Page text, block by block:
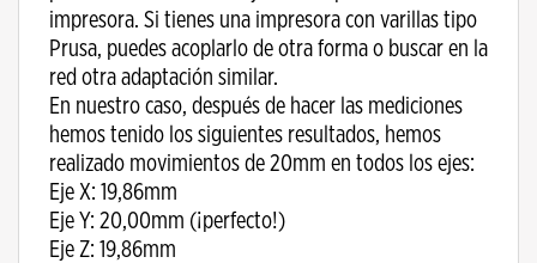
impresora. Si tienes una impresora con varillas tipo
Prusa, puedes acoplarlo de otra forma o buscar en la
red otra adaptación similar.
En nuestro caso, después de hacer las mediciones
hemos tenido los siguientes resultados, hemos
realizado movimientos de 20mm en todos los ejes:
Eje X: 19,86mm
Eje Y: 20,00mm (¡perfecto!)
Eje Z: 19,86mm